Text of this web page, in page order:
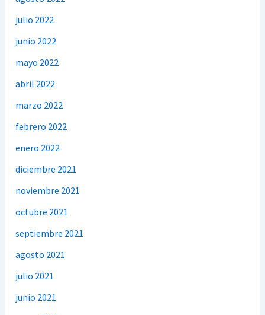
julio 2022
junio 2022
mayo 2022
abril 2022
marzo 2022
febrero 2022
enero 2022
diciembre 2021
noviembre 2021
octubre 2021
septiembre 2021
agosto 2021
julio 2021
junio 2021